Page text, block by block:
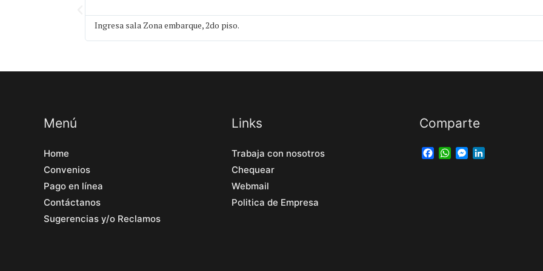
Ingresa sala Zona embarque, 2do piso.
Menú
Home
Convenios
Pago en línea
Contáctanos
Sugerencias y/o Reclamos
Links
Trabaja con nosotros
Chequear
Webmail
Politica de Empresa
Comparte
Facebook
WhatsApp
Messenger